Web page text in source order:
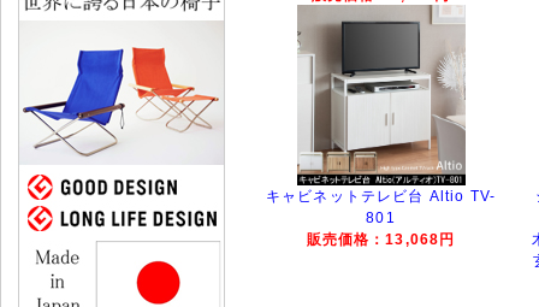
キャビネットテレビ台 Altio TV-
801
販売価格：13,068円